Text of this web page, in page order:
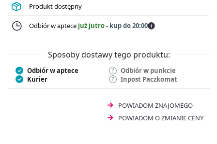
Produkt dostępny
Odbiór w aptece już jutro- kup do 20:00
Sposoby dostawy tego produktu:
Odbiór w aptece
Odbiór w punkcie
Kurier
Inpost Paczkomat
POWIADOM ZNAJOMEGO
POWIADOM O ZMIANIE CENY